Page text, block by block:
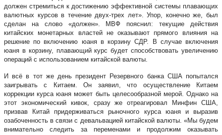
должен стремиться к достижению эффективной системы плавающих
валютных курсов в течение двух-трех лет». Упор, конечно же, был
сделан на слово «должен». МВФ пояснил: текущие действия
китайских монетарных властей не оказывают прямого влияния на
решение по включению юаня в корзину СДР. В случае включения
юаня в корзину, плавающий курс будет способствовать увеличению
операций с использованием китайской валюты.
И всё в тот же день президент Резервного банка США попытался
заигрывать с Китаем. Он заявил, что осуществление Китаем
коррекции курса юаня может быть целесообразной мерой. Однако на
этот экономический кивок, сразу же отреагировал Минфин США,
призвав Китай придерживаться рыночного курса юаня и выразив
озабоченность в связи с девальвацией китайской валюты. «Мы будем
внимательно следить за переменами и продолжим оказывать